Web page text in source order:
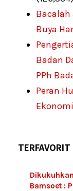
Bacalah
Buya
Badan
PPh
Peran
TERFAVORIT
Bamsoet :